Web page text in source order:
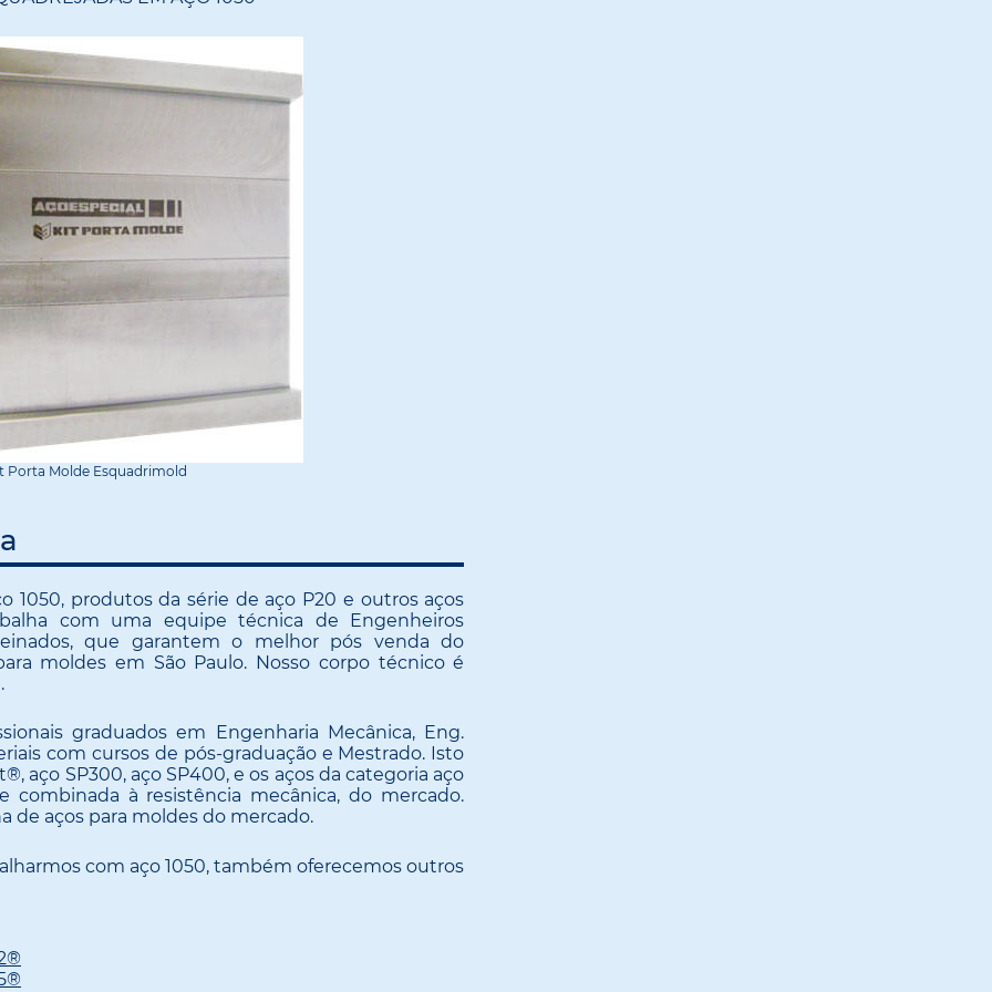
Porta Molde Esquadrimold
1050, produtos da série de aço P20 e outros aços
com uma equipe técnica de Engenheiros
que garantem o melhor pós venda do
moldes em São Paulo. Nosso corpo técnico é
graduados em Engenharia Mecânica, Eng.
com cursos de pós-graduação e Mestrado. Isto
aço SP300, aço SP400, e os aços da categoria aço
combinada à resistência mecânica, do mercado.
de aços para moldes do mercado.
com aço 1050, também oferecemos outros